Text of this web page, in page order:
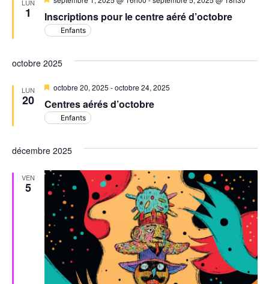
de
LUN
1 Inscriptions pour le centre aéré d’octobre
avant
Enfants
octobre 2025
LUN
20 Centres aérés d’octobre
Mis
avant
octobre 20, 2025 -octobre 24, 2025
Enfants
décembre 2025
VEN
5